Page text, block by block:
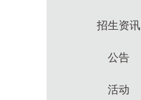
招生资讯
公告
活动